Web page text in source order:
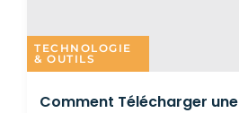
TECHNOLOGIE
& OUTILS
Comment Télécharger une